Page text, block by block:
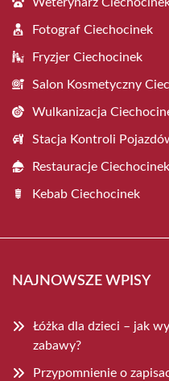
Fotograf Ciechocinek
Fryzjer Ciechocinek
Salon Kosmetyczny
Wulkanizacja
Stacja Kontroli
Restauracje Ciechocinek
Kebab Ciechocinek
NAJNOWSZE WPISY
Łóżka dla dzieci – jak
zabawy?
Przypomnienie o